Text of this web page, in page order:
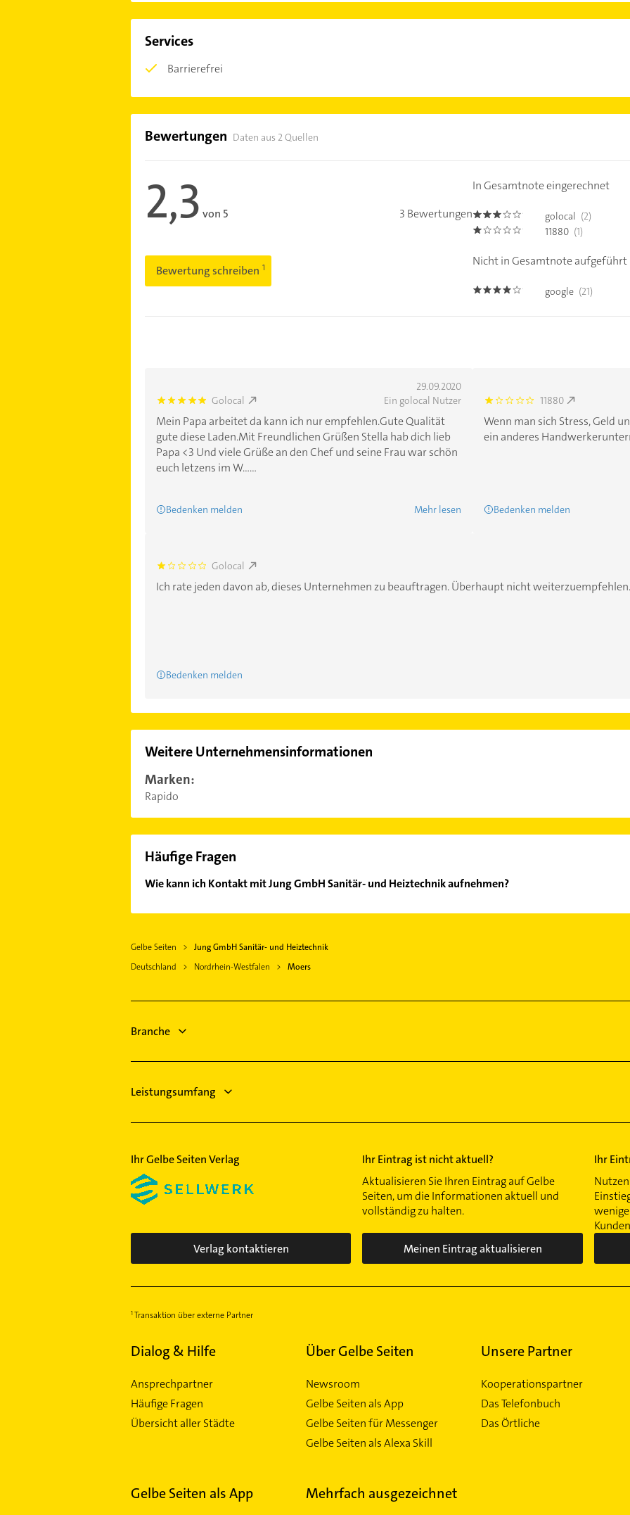
Services
Barrierefrei
Bewertungen Daten aus 2 Quellen
2,3 von 5 3 Bewertungen
Bewertung schreiben
In Gesamtnote eingerechnet
3.0 golocal (2)
1.0 11880 (1)
Nicht in Gesamtnote aufgeführt
4.0 google (21)
29.09.2020
5.0 Golocal Ein golocal Nutzer
Mein Papa arbeitet da kann ich nur empfehlen.Gute Qualität
gute diese Laden.Mit Freundlichen Grüßen Stella hab dich lieb
Papa <3 Und viele Grüße an den Chef und seine Frau war schön
euch letzens im W......
Bedenken melden Mehr lesen
1.0 11880
Wenn man sich Stress, Geld
ein anderes
Bedenken melden
1.0 Golocal
Ich rate jeden davon ab, dieses Unternehmen zu beauftragen. Überhaupt nicht weiterzuempfehlen.
Bedenken melden
Weitere Unternehmensinformationen
Marken:
Rapido
Häufige Fragen
Wie kann ich Kontakt mit Jung GmbH Sanitär- und Heiztechnik aufnehmen?
Gelbe Seiten
Jung GmbH Sanitär- und Heiztechnik
Deutschland
Nordrhein-Westfalen Moers
Branche
Leistungsumfang
Ihr Gelbe Seiten Verlag
Verlag kontaktieren
Ihr Eintrag ist nicht aktuell?
Aktualisieren Sie Ihren Eintrag auf Gelbe
Seiten, um die Informationen aktuell und
vollständig zu halten.
Meinen Eintrag aktualisieren
Ihr
Transaktion über externe Partner
Dialog & Hilfe
Ansprechpartner
Häufige Fragen
Übersicht aller Städte
Über Gelbe Seiten
Newsroom
Gelbe Seiten als App
Gelbe Seiten für Messenger
Gelbe Seiten als Alexa Skill
Unsere Partner
Kooperationspartner
Das Telefonbuch
Das Örtliche
Gelbe Seiten als App Mehrfach ausgezeichnet